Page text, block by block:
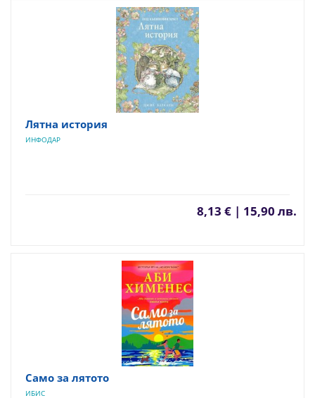
Лятна история
ИНФОДАР
8,13 € | 15,90 лв.
Само за лятото
ИБИС